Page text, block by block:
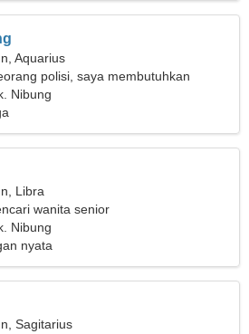
Aquarius
polisi, saya membutuhkan
wanita cantik
Nibung
Libra
wanita senior
Nibung
nyata
Sagitarius